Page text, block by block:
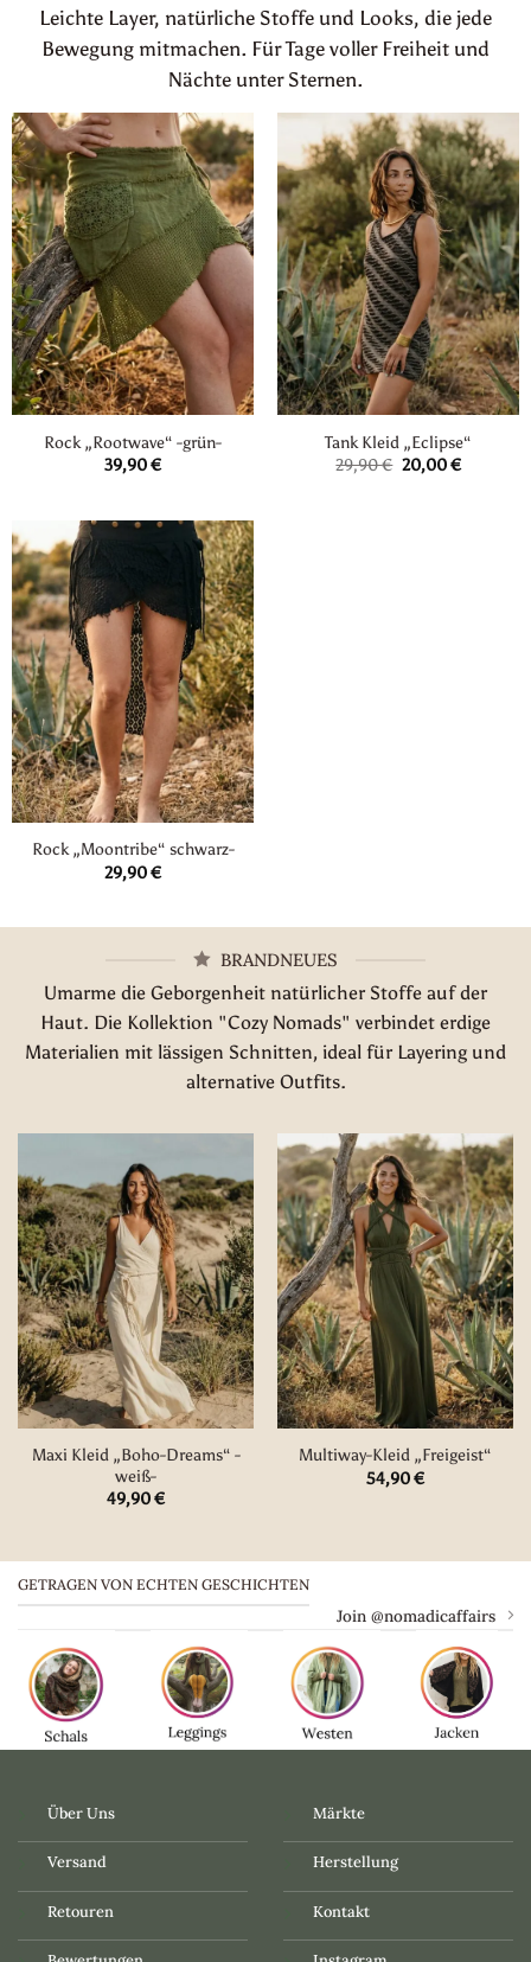
Leichte Layer, natürliche Stoffe und Looks, die jede
Bewegung mitmachen. Für Tage voller Freiheit und
Nächte unter Sternen.
Rock „Rootwave“ -grün-
39,90€
Tank Kleid „Eclipse“
29,90€ Ursprünglicher
Preis
20,00€Aktueller
Rock „Moontribe“ schwarz-
29,90€
BRANDNEUES
Umarme die Geborgenheit natürlicher Stoffe auf der
Haut. Die Kollektion "Cozy Nomads" verbindet erdige
Materialien mit lässigen Schnitten, ideal für Layering und
alternative Outfits.
Maxi Kleid „Boho-Dreams“ -
weiß-
49,90€
Multiway-Kleid „Freigeist“
54,90€
GETRAGEN VON ECHTEN GESCHICHTEN
Join @nomadicaffairs
Über Uns
Versand
Retouren
Märkte
Herstellung
Kontakt